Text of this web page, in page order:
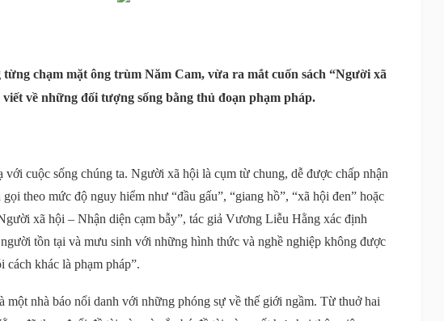
chạm mặt ông trùm Năm Cam, vừa ra mắt cuốn sách “Người xã
về những đối tượng sống bằng thủ đoạn phạm pháp.
cuộc sống chúng ta. Người xã hội là cụm từ chung, dễ được chấp nhận
theo mức độ nguy hiểm như “đầu gấu”, “giang hồ”, “xã hội đen” hoặc
xã hội – Nhận diện cạm bẫy”, tác giả Vương Liễu Hằng xác định
tồn tại và mưu sinh với những hình thức và nghề nghiệp không được
cách khác là phạm pháp”.
nhà báo nổi danh với những phóng sự về thế giới ngầm. Từ thuở hai